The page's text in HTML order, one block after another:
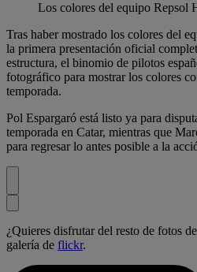
Los colores del equipo Repsol
Tras haber mostrado los colores del
la primera presentación oficial
estructura, el binomio de pilotos
fotográfico para mostrar los colores
temporada.
Pol Espargaró está listo ya para
temporada en Catar, mientras que
para regresar lo antes posible a la
¿Quieres disfrutar del resto de fotos
galería de flickr.